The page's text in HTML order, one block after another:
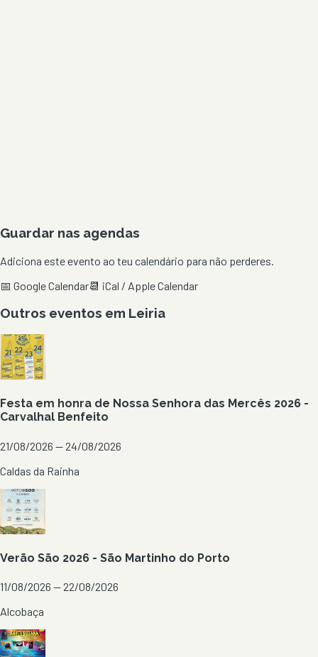
Guardar nas agendas
Adiciona este evento ao teu calendário para não perderes.
📅 Google Calendar📆 iCal / Apple Calendar
Outros eventos em Leiria
Festa em honra de Nossa Senhora das Mercês 2026 -
Carvalhal Benfeito
21/08/2026 — 24/08/2026
Caldas da Rainha
Verão São 2026 - São Martinho do Porto
11/08/2026 — 22/08/2026
Alcobaça